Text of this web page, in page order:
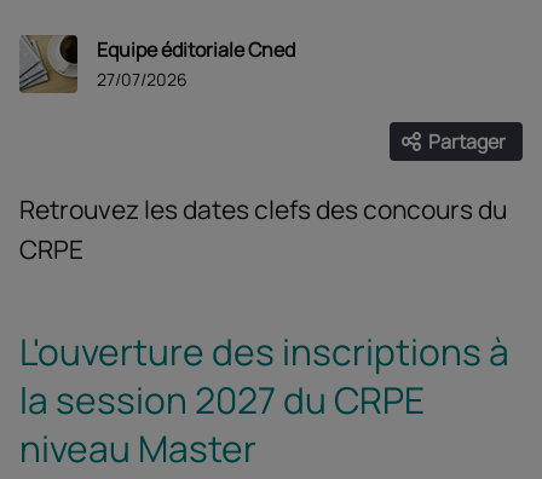
Equipe éditoriale Cned
27/07/2026
Partager
Ouvrir
Retrouvez les dates clefs des concours du
CRPE
L'ouverture des inscriptions à
la session 2027 du CRPE
niveau Master